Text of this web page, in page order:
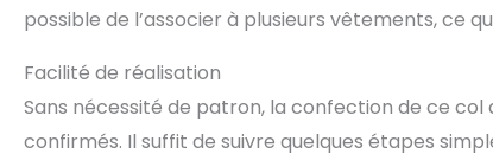
possible de l’associer à plusieurs vêtements, ce
Facilité de réalisation
Sans nécessité de patron, la confection de ce
confirmés. Il suffit de suivre quelques étapes